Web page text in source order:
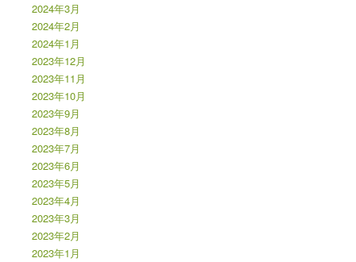
2024年3月
2024年2月
2024年1月
2023年12月
2023年11月
2023年10月
2023年9月
2023年8月
2023年7月
2023年6月
2023年5月
2023年4月
2023年3月
2023年2月
2023年1月